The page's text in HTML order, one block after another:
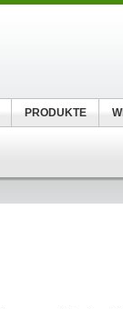
PRODUKTE